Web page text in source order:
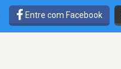
Entre com Facebook